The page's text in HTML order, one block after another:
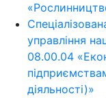
управління
08.00.04
діяльності)»